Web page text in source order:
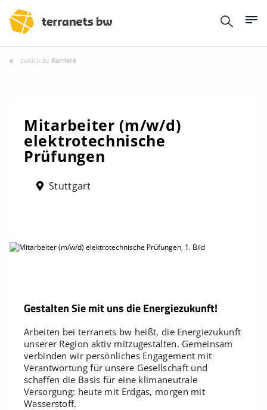
zurück zu Karriere
Mitarbeiter (m/w/d)
elektrotechnische
Prüfungen
Stuttgart
Gestalten Sie mit uns die Energiezukunft!
Arbeiten bei terranets bw heißt, die Energiezukunft
unserer Region aktiv mitzugestalten. Gemeinsam
verbinden wir persönliches Engagement mit
Verantwortung für unsere Gesellschaft und
schaffen die Basis für eine klimaneutrale
Versorgung: heute mit Erdgas, morgen mit
Wasserstoff.